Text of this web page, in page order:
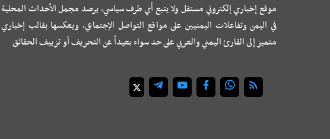
موقع إخباري إلكتروني مستقل ولا يتبع أي طرف سياسي، يرصد مجمل الأحداث المحلية
في اليمن وتفاعلات اليمنيين على مواقع التواصل الإجتماعي، ويعكسها بقالب إخباري
متميز إلى القارئ اليمني والعربي على حد سواء بعيداً عن التحريف أو تزييف الحقائق